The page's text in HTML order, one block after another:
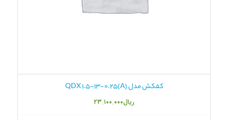
کفکش مدل QDX 1.5-13-0.25(A)
ریال۲۳.۱۰۰.۰۰۰